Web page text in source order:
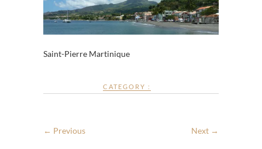
Saint-Pierre Martinique
CATEGORY :
← Previous Next →